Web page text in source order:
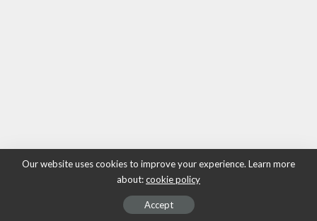
Our website uses cookies to improve your experience. Learn more
about:cookie policy
Accept